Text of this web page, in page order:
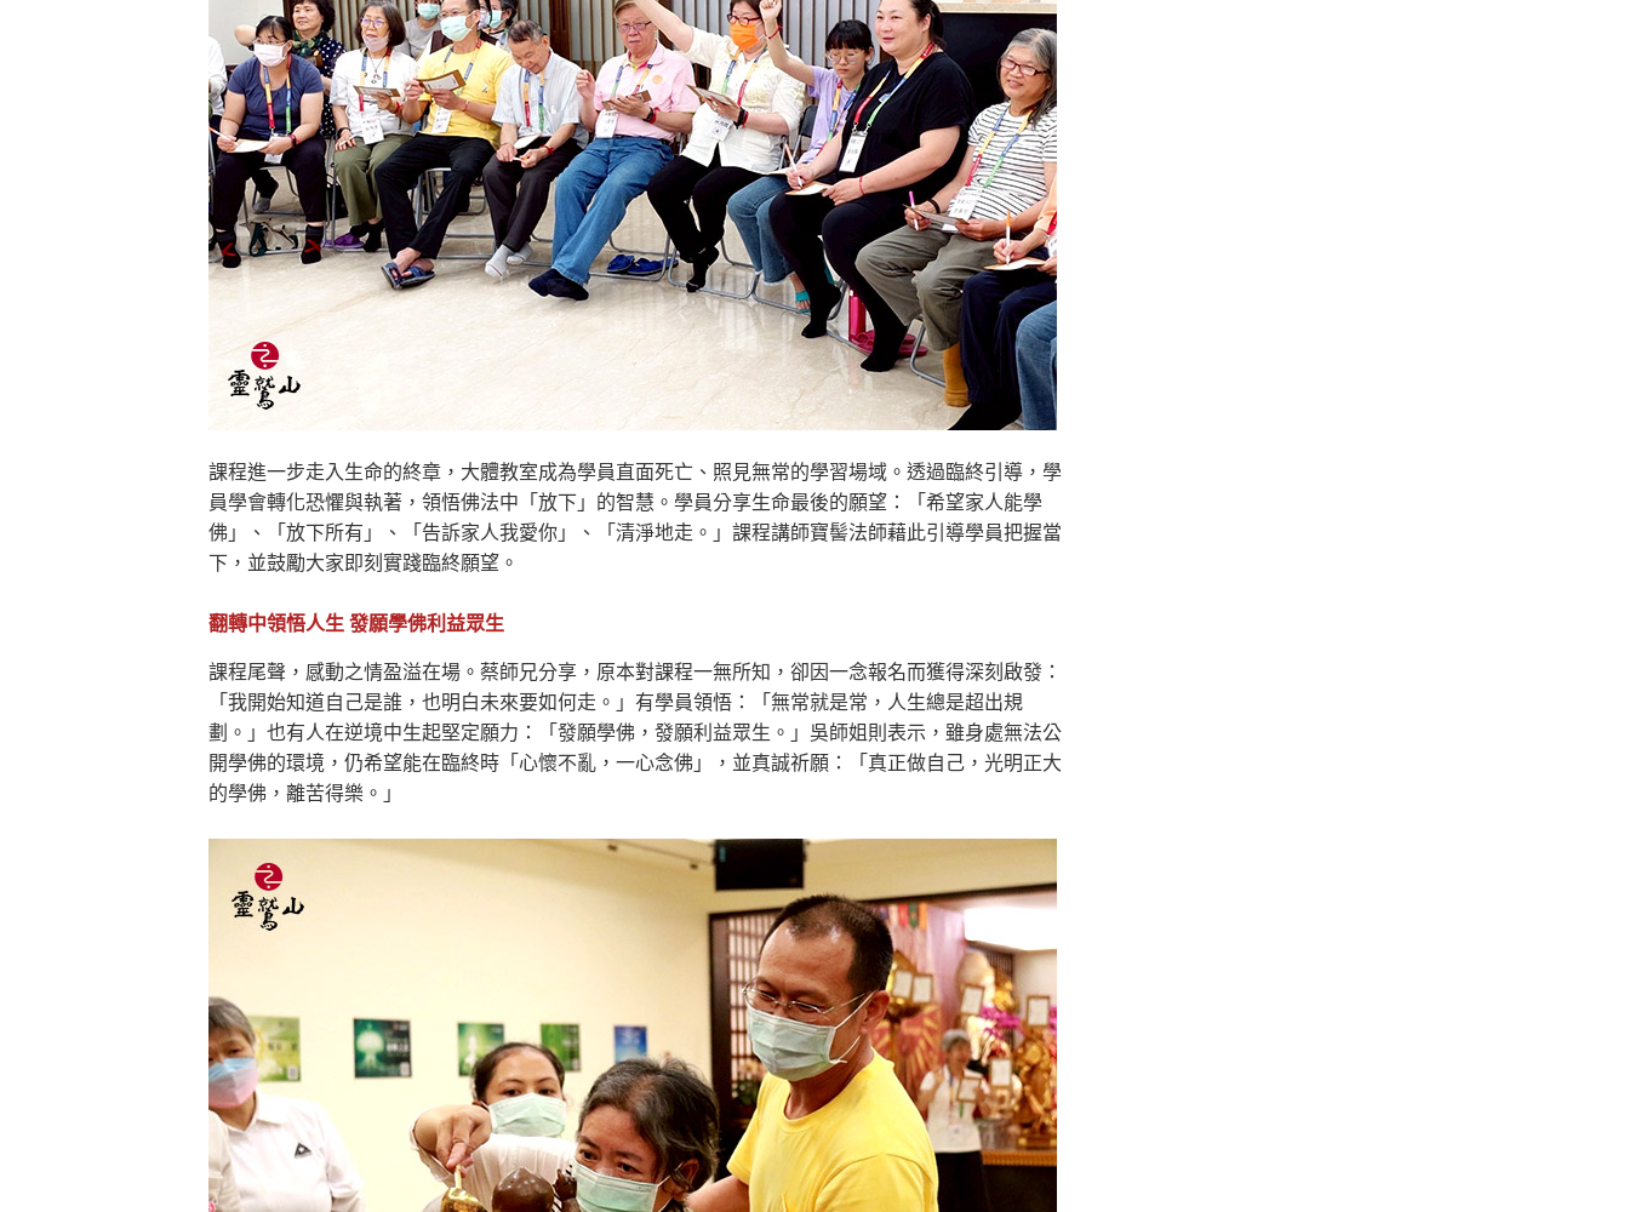
課程進一步走入生命的終章，大體教室成為學員直面死亡、照見無常的學習場域。透過臨終引導，學
員學會轉化恐懼與執著，領悟佛法中「放下」的智慧。學員分享生命最後的願望：「希望家人能學
佛」、「放下所有」、「告訴家人我愛你」、「清淨地走。」課程講師寶髻法師藉此引導學員把握當
下，並鼓勵大家即刻實踐臨終願望。
翻轉中領悟人生 發願學佛利益眾生
課程尾聲，感動之情盈溢在場。蔡師兄分享，原本對課程一無所知，卻因一念報名而獲得深刻啟發：
「我開始知道自己是誰，也明白未來要如何走。」有學員領悟：「無常就是常，人生總是超出規
劃。」也有人在逆境中生起堅定願力：「發願學佛，發願利益眾生。」吳師姐則表示，雖身處無法公
開學佛的環境，仍希望能在臨終時「心懷不亂，一心念佛」，並真誠祈願：「真正做自己，光明正大
的學佛，離苦得樂。」